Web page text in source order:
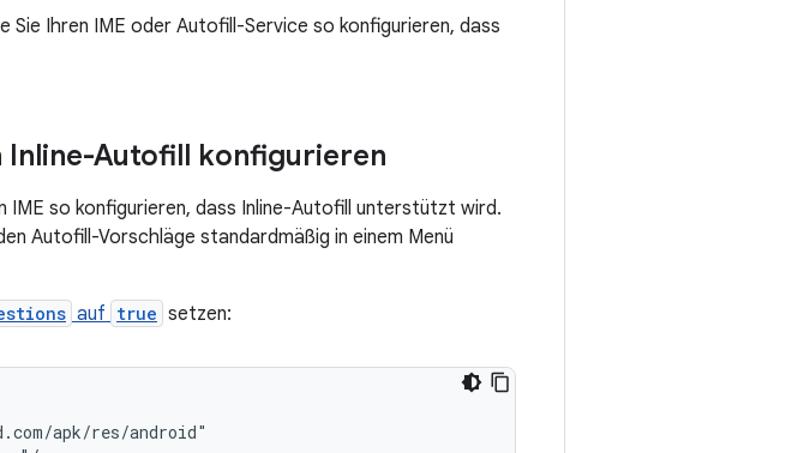
Sie Ihren IME oder Autofill-Service so konfigurieren, dass
Inline-Autofill konfigurieren
IME so konfigurieren, dass Inline-Autofill unterstützt wird.
Autofill-Vorschläge standardmäßig in einem Menü
auf true setzen: